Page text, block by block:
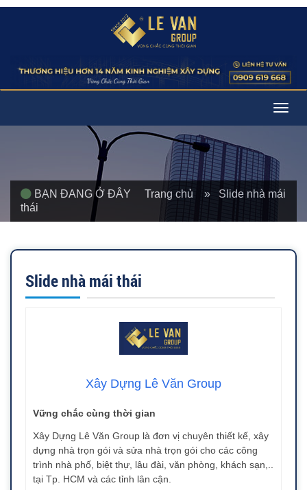
BẠN ĐANG Ở ĐÂY Trang chủ » Slide nhà mái
thái
Slide nhà mái thái
Xây Dựng Lê Văn Group
Vững chắc cùng thời gian
Xây Dựng Lê Văn Group là đơn vị chuyên thiết kế, xây
dựng nhà trọn gói và sửa nhà trọn gói cho các công
trình nhà phố, biệt thự, lâu đài, văn phòng, khách sạn,..
tại Tp. HCM và các tỉnh lân cận.